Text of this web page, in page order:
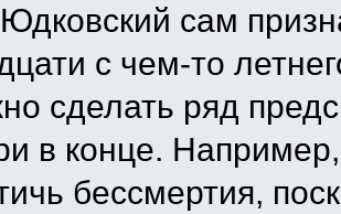
сам
с чем-то
сделать ряд
в конце.
бессмертия,